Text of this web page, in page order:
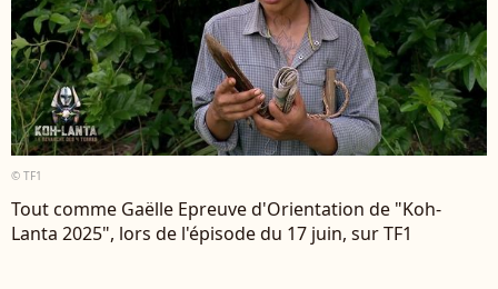
© TF1
Tout comme Gaëlle Epreuve d'Orientation de "Koh-
Lanta 2025", lors de l'épisode du 17 juin, sur TF1